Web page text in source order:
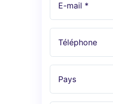
E-mail *
Téléphone
Pays